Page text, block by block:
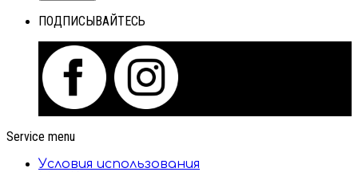
ПОДПИСЫВАЙТЕСЬ
Service menu
Условия использования